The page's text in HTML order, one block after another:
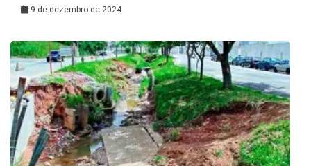
9 de dezembro de 2024